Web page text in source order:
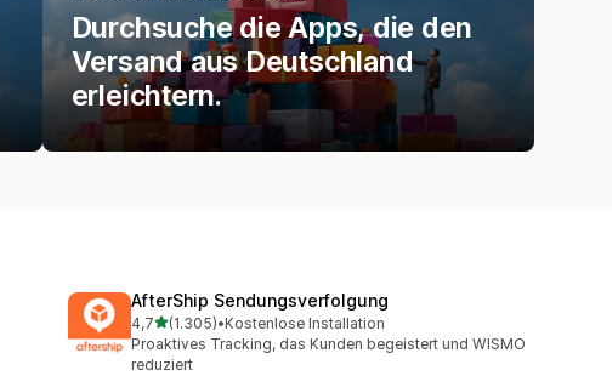
Durchsuche die Apps, die den
Versand aus Deutschland
erleichtern.
AfterShip Sendungsverfolgung
4,7von 5 Sternen
(1.305)
1305 Rezensionen insgesamt
•Kostenlose Installation
Proaktives Tracking, das Kunden begeistert und WISMO
reduziert